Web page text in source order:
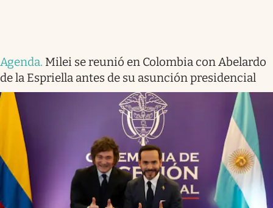
Agenda. Milei se reunió en Colombia con Abelardo
de la Espriella antes de su asunción presidencial